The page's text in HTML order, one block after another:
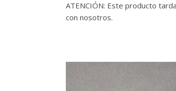
ATENCIÓN: Este producto
con nosotros.